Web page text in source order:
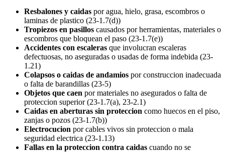
Resbalones y caidas por agua, hielo, grasa, escombros o
laminas de plastico (23-1.7(d))
Tropiezos en pasillos causados por herramientas, materiales o
escombros que bloquean el paso (23-1.7(e))
Accidentes con escaleras que involucran escaleras
defectuosas, no aseguradas o usadas de forma indebida (23-
1.21)
Colapsos o caidas de andamios por construccion inadecuada
o falta de barandillas (23-5)
Objetos que caen por materiales no asegurados o falta de
proteccion superior (23-1.7(a), 23-2.1)
Caidas en aberturas sin proteccion como huecos en el piso,
zanjas o pozos (23-1.7(b))
Electrocucion por cables vivos sin proteccion o mala
seguridad electrica (23-1.13)
Fallas en la proteccion contra caidas cuando no se